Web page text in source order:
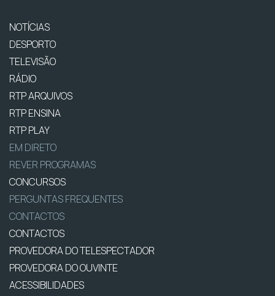
NOTÍCIAS
DESPORTO
TELEVISÃO
RÁDIO
RTP ARQUIVOS
RTP ENSINA
RTP PLAY
EM DIRETO
REVER PROGRAMAS
CONCURSOS
PERGUNTAS FREQUENTES
CONTACTOS
CONTACTOS
PROVEDORA DO TELESPECTADOR
PROVEDORA DO OUVINTE
ACESSIBILIDADES